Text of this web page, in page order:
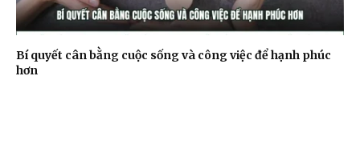
Bí quyết cân bằng cuộc sống và công việc để hạnh phúc
hơn